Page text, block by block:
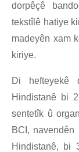
dorpêçê
tekstîlê hatiye
madeyên xam
kiriye.
Di hefteyekê
Hindistanê bi
sentetîk û
BCI,
Hindistanê, bi